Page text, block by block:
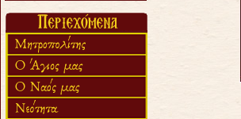
«πολύ αργά».
Ζητείται....